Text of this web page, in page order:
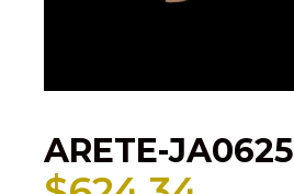
ARETE-JA0625